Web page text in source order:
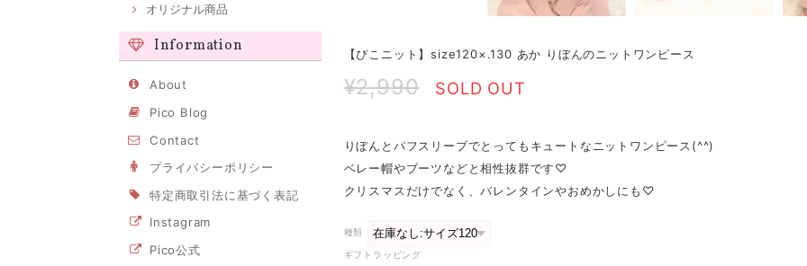
オリジナル商品
Information
About
Pico Blog
Contact
プライバシーポリシー
特定商取引法に基づく表記
Instagram
Pico公式
【ぴこニット】size120×.130 あか りぼんのニットワンピース
¥2,990 SOLD OUT
りぼんとパフスリーブでとってもキュートなニットワンピース(^^)
ベレー帽やブーツなどと相性抜群です♡
クリスマスだけでなく、バレンタインやおめかしにも♡
種類
ギフトラッピング